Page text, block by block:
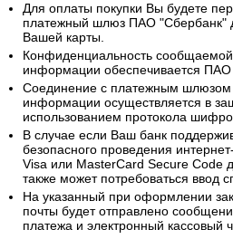
Для оплаты покупки Вы будете
платежный шлюз ПАО "Сбербанк"
Вашей карты.
Конфиденциальность
информации обеспечивается
Соединение с платежным шлюзом
информации осуществляется в
использованием протокола
В случае если Ваш банк
безопасного проведения
Visa или MasterCard Secure Code
также может потребоваться ввод
На указанный при оформлении
почты будет отправлено
платежа и электронный кассовый